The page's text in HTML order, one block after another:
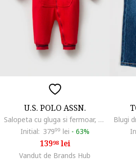
U.S. POLO ASSN.
Salopeta cu gluga si fermoar, Rosu
Initial: 37999 lei - 63%
13998lei
Vandut de Brands Hub